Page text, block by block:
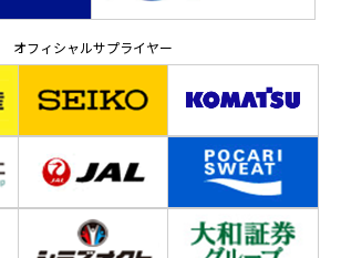
オフィシャルサプライヤー